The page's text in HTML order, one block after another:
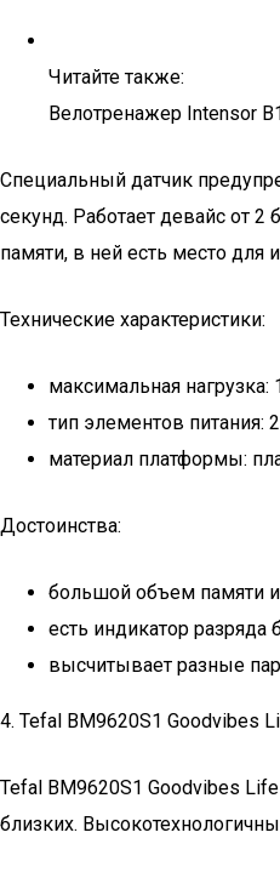
Читайте также:
Велотренажер Intensor
Специальный датчик
секунд. Работает девайс от
памяти, в ней есть место
Технические характеристики:
максимальная нагрузка:
тип элементов питания:
материал платформы:
Достоинства:
большой объем памяти
есть индикатор разряда
высчитывает разные
4. Tefal BM9620S1 Goodvibes
Tefal BM9620S1 Goodvibes
близких.